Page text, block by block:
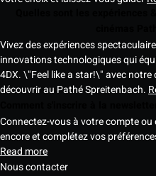
Vivez des expériences
innovations technologiques qui
4DX. \"Feel like a star!\" avec notre
découvrir au Pathé Spreitenbach.
Connectez-vous à votre compte ou
encore et complétez vos
Read more
Nous contacter